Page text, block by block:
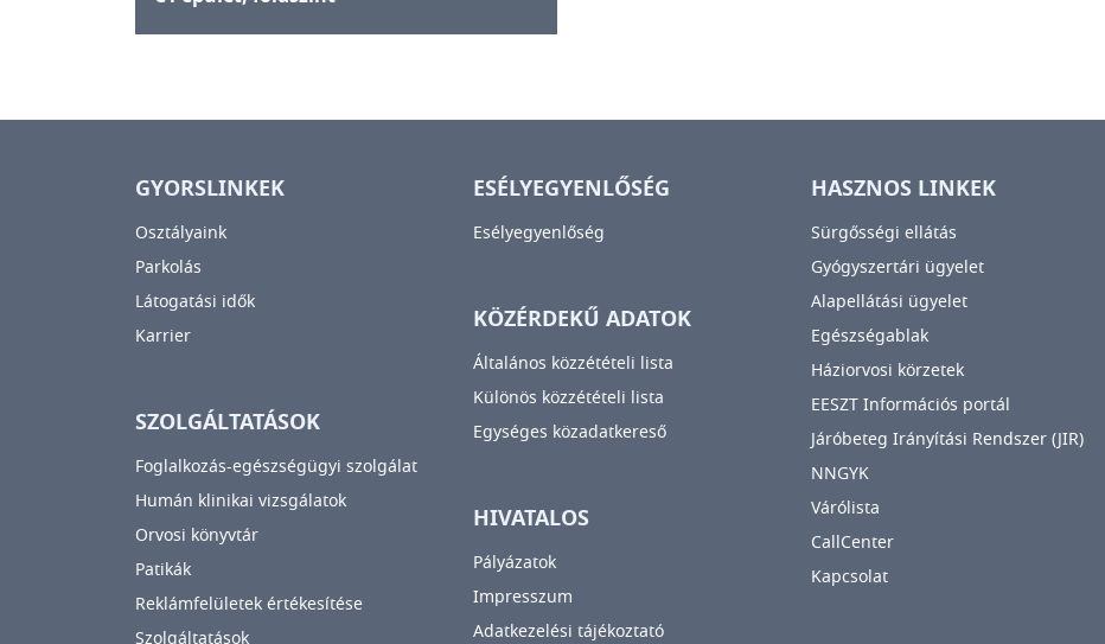
GYORSLINKEK
Osztályaink
Parkolás
Látogatási idők
Karrier
SZOLGÁLTATÁSOK
Foglalkozás-egészségügyi szolgálat
Humán klinikai vizsgálatok
Orvosi könyvtár
Patikák
Reklámfelületek értékesítése
Szolgáltatások
ESÉLYEGYENLŐSÉG
Esélyegyenlőség
KÖZÉRDEKŰ ADATOK
Általános közzétételi lista
Különös közzétételi lista
Egységes közadatkereső
HIVATALOS
Pályázatok
Impresszum
Adatkezelési tájékoztató
HASZNOS LINKEK
Sürgősségi ellátás
Gyógyszertári ügyelet
Alapellátási ügyelet
Egészségablak
Háziorvosi körzetek
EESZT Információs portál
Járóbeteg Irányítási Rendszer (JIR)
NNGYK
Várólista
CallCenter
Kapcsolat